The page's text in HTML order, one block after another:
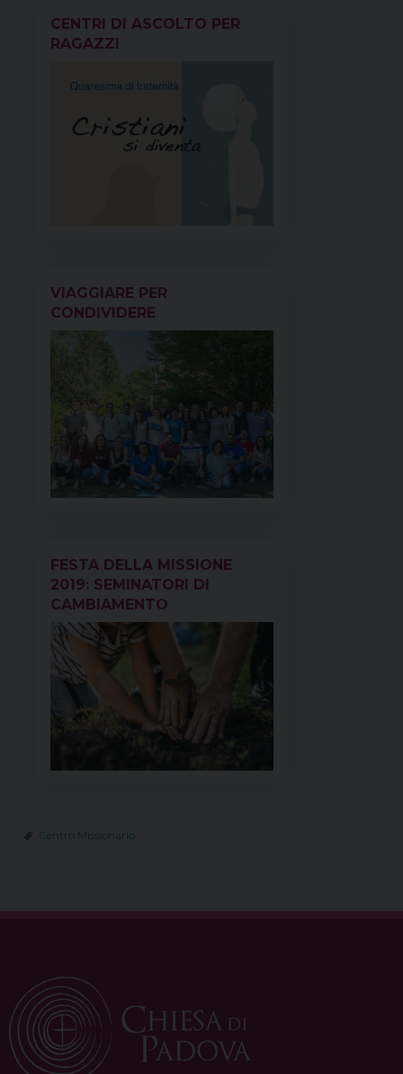
t
CENTRI DI ASCOLTO PER
RAGAZZI
VIAGGIARE PER
CONDIVIDERE
FESTA DELLA MISSIONE
2019: SEMINATORI DI
CAMBIAMENTO
Centro Missionario